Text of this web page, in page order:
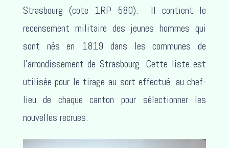
Strasbourg (cote 1RP 580). Il contient le
recensement militaire des jeunes hommes qui
sont nés en 1819 dans les communes de
l’arrondissement de Strasbourg. Cette liste est
utilisée pour le tirage au sort effectué, au chef-
lieu de chaque canton pour sélectionner les
nouvelles recrues.